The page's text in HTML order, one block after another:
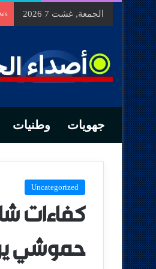
الجمعة, غشت 7 2026
جهويات وطنيات
Uncategorized
كفاءات
حموشي